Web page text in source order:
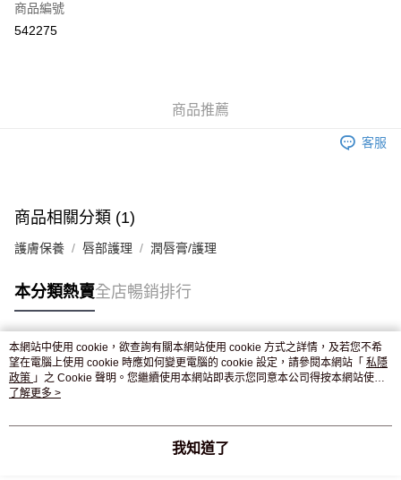
Apple Pay
付款後門市自取，訂單確認後2-4個工作天到店，7天內取。逾期後
商品編號
542275
商品推薦
客服
商品相關分類 (1)
護膚保養 唇部護理 潤唇膏/護理
本分類熱賣全店暢銷排行
熱門標籤
熱銷排行
本網站中使用 cookie，欲查詢有關本網站使用 cookie 方式之詳情，及若您不希
望在電腦上使用 cookie 時應如何變更電腦的 cookie 設定，請參閱本網站「 私隱
政策 」之 Cookie 聲明。您繼續使用本網站即表示您同意本公司得按本網站使用
條款之 Cookie 聲明使用 cookie。
了解更多 >
我知道了